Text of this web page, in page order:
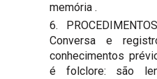
memória .
6.
Conversa e
conhecimentos
é folclore: são